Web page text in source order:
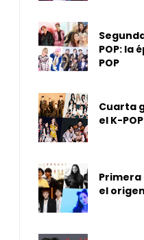
POP: la
POP
Cuarta
el K-
Primera
el